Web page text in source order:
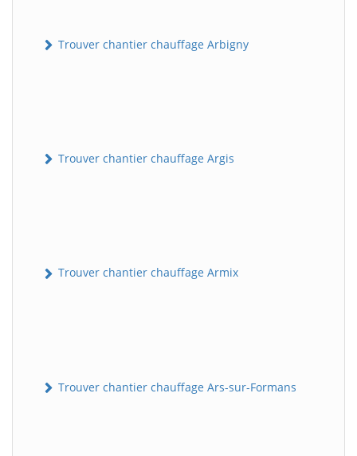
Trouver chantier chauffage Arbigny
Trouver chantier chauffage Argis
Trouver chantier chauffage Armix
Trouver chantier chauffage Ars-sur-Formans